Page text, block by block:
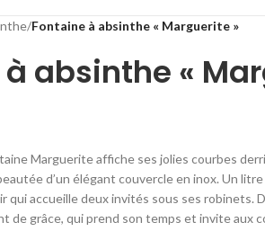
/Fontaine à absinthe « Marguerite »
absinthe «
Marguerite affiche ses jolies courbes
d’un élégant couvercle en inox. Un
qui accueille deux invités sous ses robinets.
de grâce, qui prend son temps et invite aux